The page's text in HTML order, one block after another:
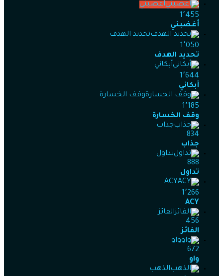
أغضبني
1٬455
أغضبني
تحديد الهدف
1٬050
تحديد الهدف
أبكاني
1٬644
أبكاني
وقف الخسارة
1٬185
وقف الخسارة
جذاب
834
جذاب
تداول
888
تداول
ACY
1٬266
ACY
الفائز
456
الفائز
واو
672
واو
الذهب